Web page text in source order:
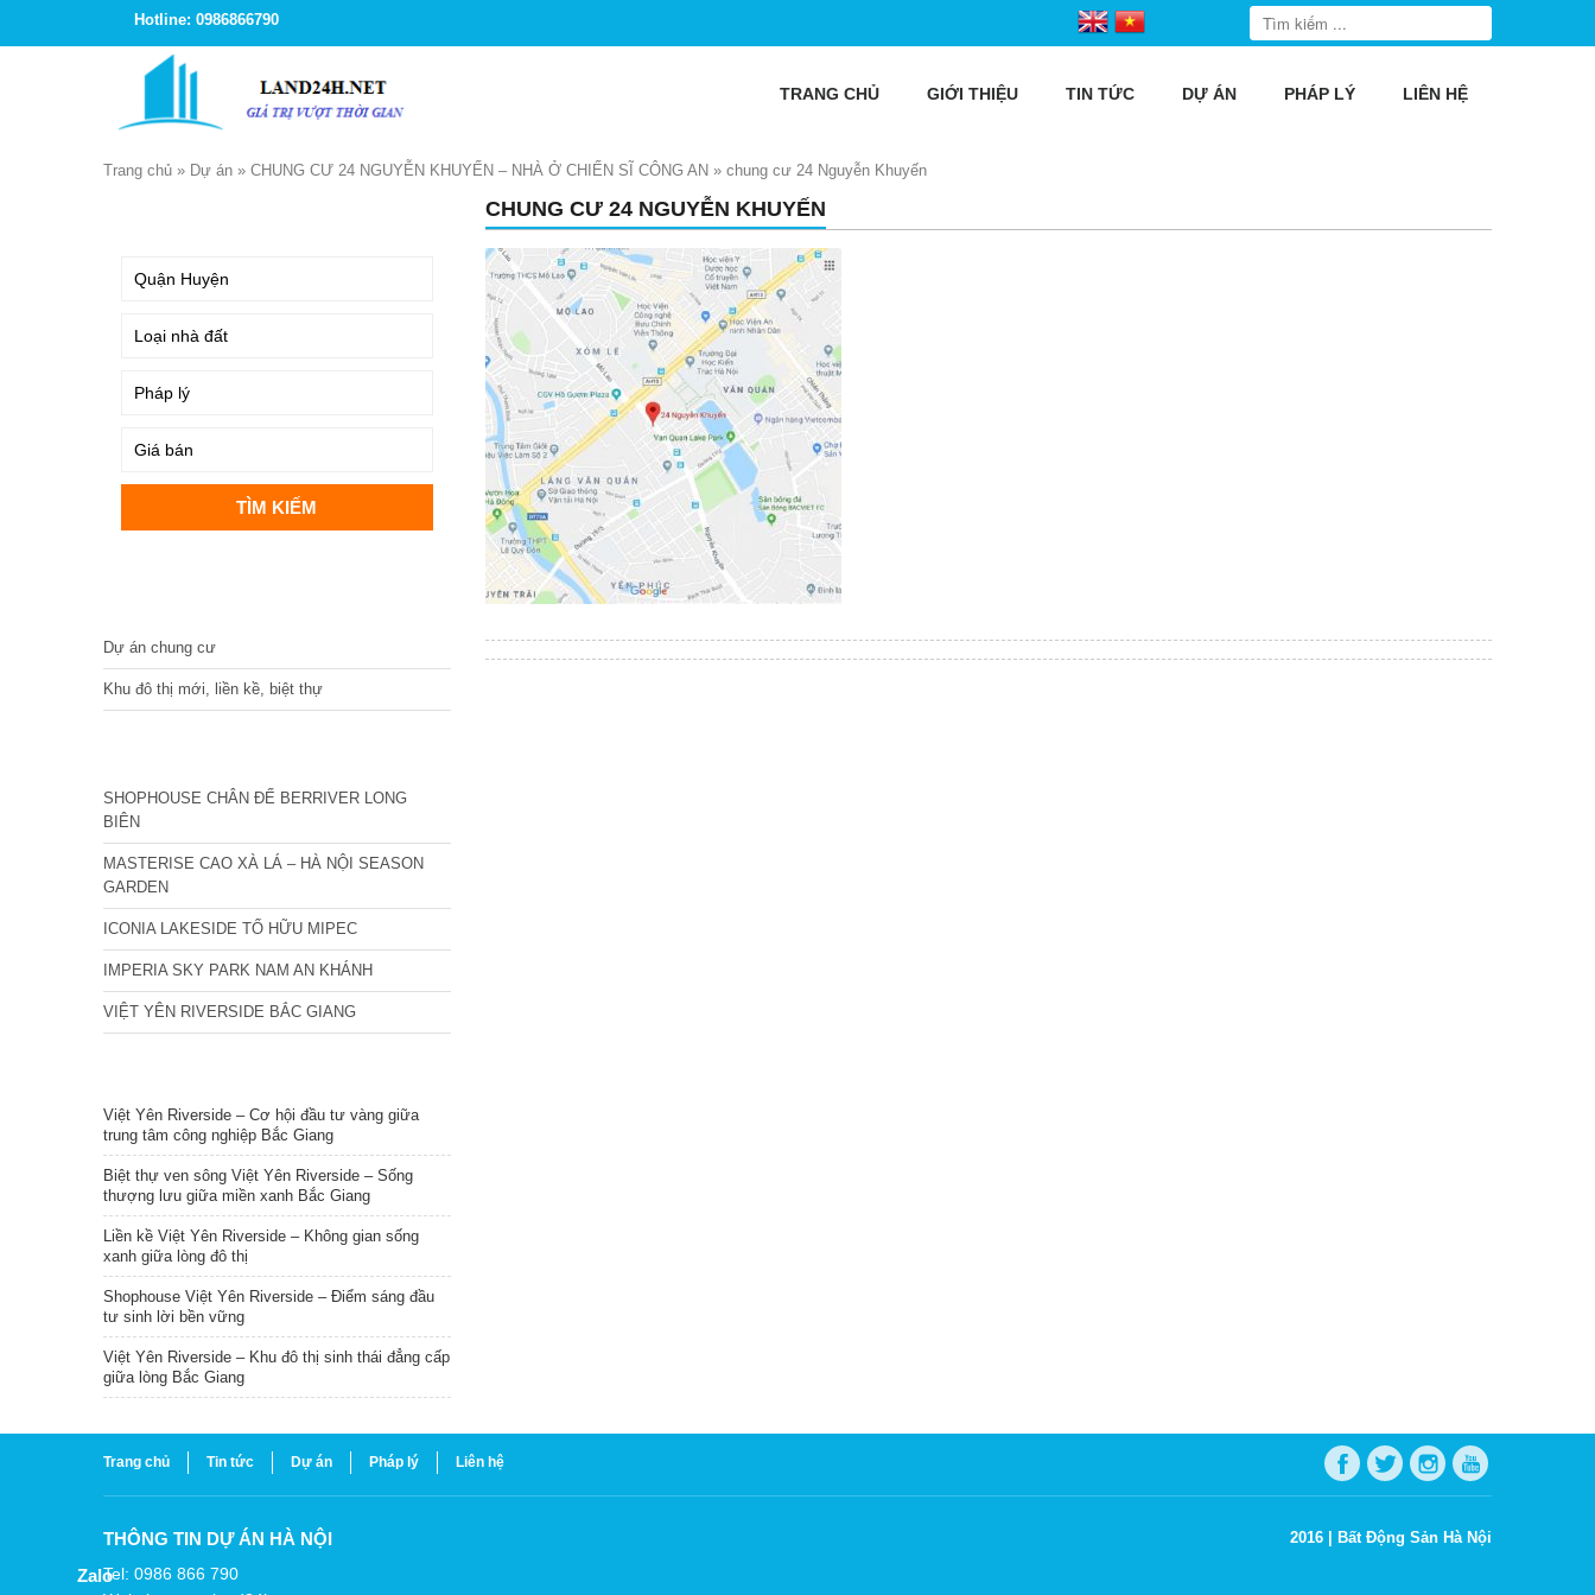
Hotline: 0986866790
TRANG CHỦ GIỚI THIỆU TIN TỨC DỰ ÁN PHÁP LÝ LIÊN HỆ
Trang chủ » Dự án » CHUNG CƯ 24 NGUYỄN KHUYẾN – NHÀ Ở CHIẾN SĨ CÔNG AN » chung cư 24 Nguyễn Khuyến
CHUNG CƯ 24 NGUYỄN KHUYẾN
Dự án chung cư
Khu đô thị mới, liền kề, biệt thự
SHOPHOUSE CHÂN ĐẾ BERRIVER LONG
BIÊN
MASTERISE CAO XÀ LÁ – HÀ NỘI SEASON
GARDEN
ICONIA LAKESIDE TỐ HỮU MIPEC
IMPERIA SKY PARK NAM AN KHÁNH
VIỆT YÊN RIVERSIDE BẮC GIANG
Việt Yên Riverside – Cơ hội đầu tư vàng giữa
trung tâm công nghiệp Bắc Giang
Biệt thự ven sông Việt Yên Riverside – Sống
thượng lưu giữa miền xanh Bắc Giang
Liền kề Việt Yên Riverside – Không gian sống
xanh giữa lòng đô thị
Shophouse Việt Yên Riverside – Điểm sáng đầu
tư sinh lời bền vững
Việt Yên Riverside – Khu đô thị sinh thái đẳng cấp
giữa lòng Bắc Giang
Trang chủ Tin tức Dự án Pháp lý Liên hệ
THÔNG TIN DỰ ÁN HÀ NỘI
Tel: 0986 866 790
2016 | Bất Động Sản Hà Nội
Zalo